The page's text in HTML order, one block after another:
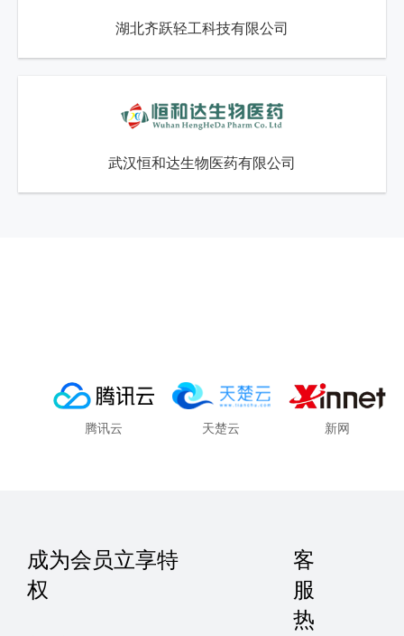
湖北齐跃轻工科技有限公司
武汉恒和达生物医药有限公司
腾讯云 天楚云 新网
成为会员立享特
权
客
服
热